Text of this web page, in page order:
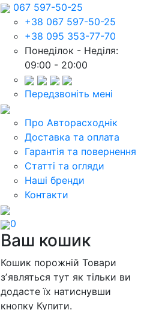
067 597-50-25
+38 067 597-50-25
+38 095 353-77-70
Понеділок - Неділя:
09:00 - 20:00
Передзвоніть мені
Про Авторасходнік
Доставка та оплата
Гарантія та повернення
Статті та огляди
Наші бренди
Контакти
0
Ваш кошик
Кошик порожнійТовари
зʼявляться тут як тільки ви
додасте їх натиснувши
кнопку Купити.